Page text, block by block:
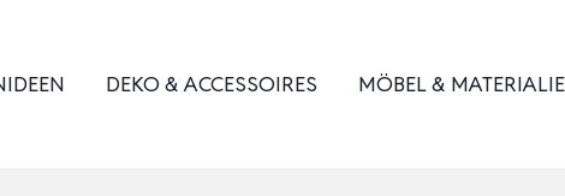
DEKO & ACCESSOIRES MÖBEL &